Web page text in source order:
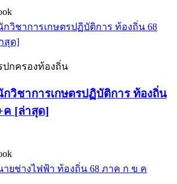
ปกครองท้องถิ่น
วิชาการเกษตรปฏิบัติการ ท้องถิ่น
ค [ล่าสุด]